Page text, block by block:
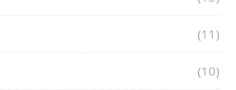
(11)
(10)